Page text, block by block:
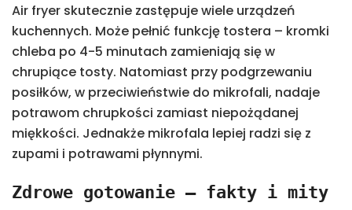
Air fryer skutecznie zastępuje wiele urządzeń
kuchennych. Może pełnić funkcję tostera – kromki
chleba po 4-5 minutach zamieniają się w
chrupiące tosty. Natomiast przy podgrzewaniu
posiłków, w przeciwieństwie do mikrofali, nadaje
potrawom chrupkości zamiast niepożądanej
miękkości. Jednakże mikrofala lepiej radzi się z
zupami i potrawami płynnymi.
Zdrowe gotowanie – fakty i mity